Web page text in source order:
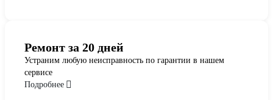
Ремонт за 20 дней
Устраним любую неисправность по гарантии в нашем
сервисе
Подробнее